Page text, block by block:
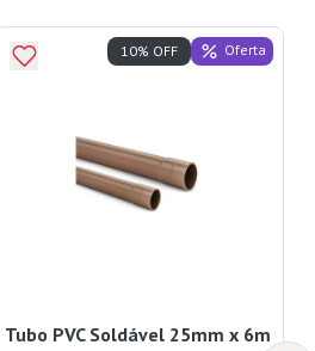
Tubo PVC Soldável 25mm x 6m
10% OFF Oferta